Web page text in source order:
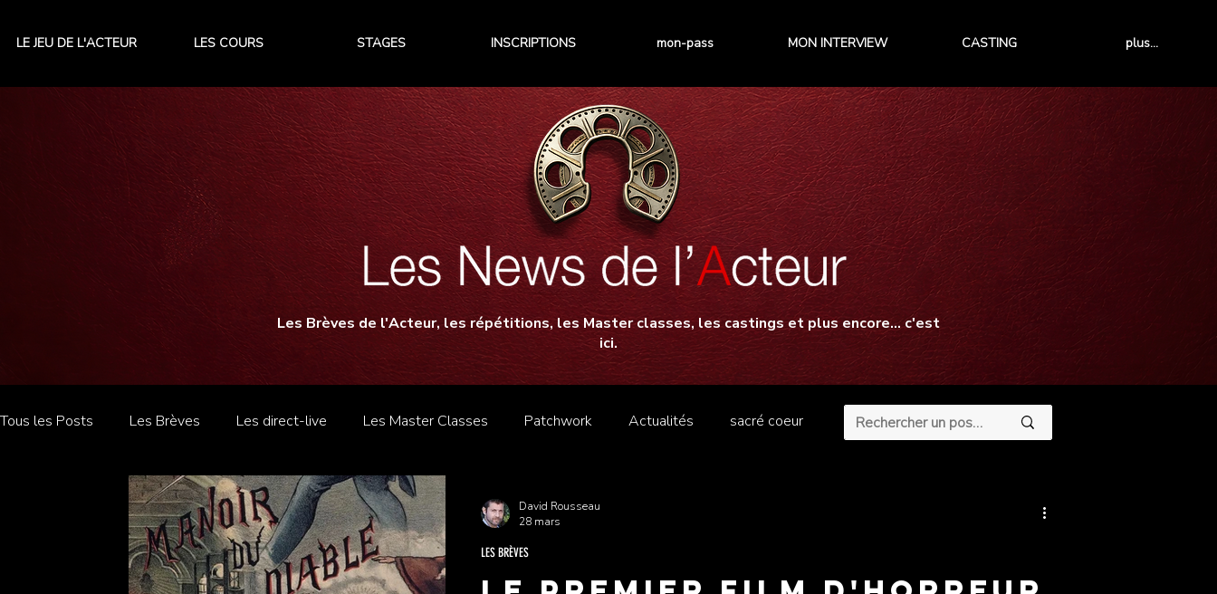
LE JEU DE L'ACTEUR LES COURS STAGES INSCRIPTIONS mon-pass MON INTERVIEW CASTING plus...
Les Brèves de l'Acteur, les répétitions, les Master classes, les castings et plus encore... c'est
ici.
Tous les Posts Les Brèves Les direct-live Les Master Classes Patchwork Actualités sacré coeur
LES BRÈVES
David Rousseau
28 mars